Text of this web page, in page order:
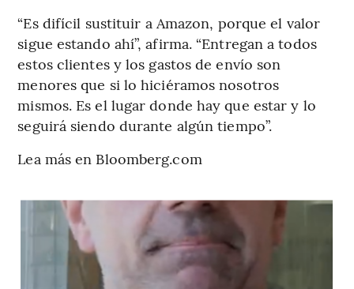
“Es difícil sustituir a Amazon, porque el valor
sigue estando ahí”, afirma. “Entregan a todos
estos clientes y los gastos de envío son
menores que si lo hiciéramos nosotros
mismos. Es el lugar donde hay que estar y lo
seguirá siendo durante algún tiempo”.
Lea más en Bloomberg.com